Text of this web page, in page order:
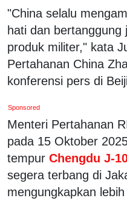
"China selalu
hati dan
produk militer," kata
Pertahanan China
konferensi pers di
Sponsored
Menteri Pertahanan
pada 15 Oktober
tempur Chengdu J-
segera terbang di
mengungkapkan